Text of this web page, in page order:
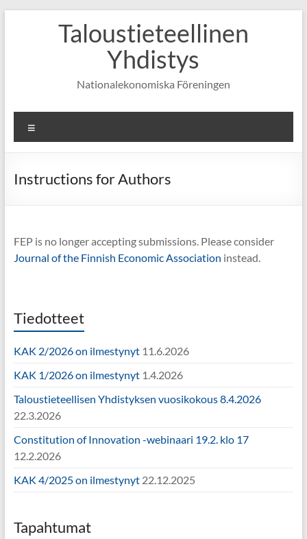
Taloustieteellinen
Yhdistys
Nationalekonomiska Föreningen
Instructions for Authors
FEP is no longer accepting submissions. Please consider
Journal of the Finnish Economic Association instead.
Tiedotteet
KAK 2/2026 on ilmestynyt11.6.2026
KAK 1/2026 on ilmestynyt1.4.2026
Taloustieteellisen Yhdistyksen vuosikokous 8.4.2026
22.3.2026
Constitution of Innovation -webinaari 19.2. klo 17
12.2.2026
KAK 4/2025 on ilmestynyt22.12.2025
Tapahtumat